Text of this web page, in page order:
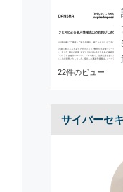
22件のビュー
サイバーセ